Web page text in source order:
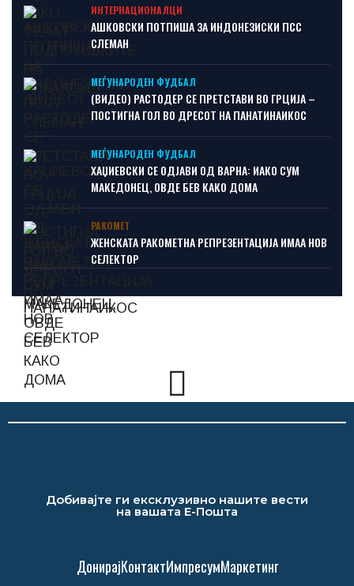
ИНТЕРНАЦИОНАЛЦИ
АШКОВСКИ ПОТПИША ЗА ИНДОНЕЗИСКИ ПСС
СЛЕМАН
МЕЃУНАРОДЕН ФУДБАЛ
(ВИДЕО) РАСТОДЕР СЕ ПРЕТСТАВИ ВО ГРЦИЈА –
ПОСТИГНА ГОЛ ВО ДРЕСОТ НА ПАНАТИНАИКОС
МЕЃУНАРОДЕН ФУДБАЛ
ХАЏИЕВСКИ СЕ ОДЈАВИ ОД ВАРНА: ИАКО СУМ
МАКЕДОНЕЦ, ОВДЕ БЕВ КАКО ДОМА
РАКОМЕТ
ЖЕНСКАТА РАКОМЕТНА РЕПРЕЗЕНТАЦИЈА ИМАА НОВ
СЕЛЕКТОР
Добивајте ги ексклузивно нашите вести
на вашата Е-Пошта
ДонирајКонтактИмпресумМаркетинг